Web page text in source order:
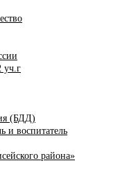
уч.г
(БДД)
и воспитатель
района»